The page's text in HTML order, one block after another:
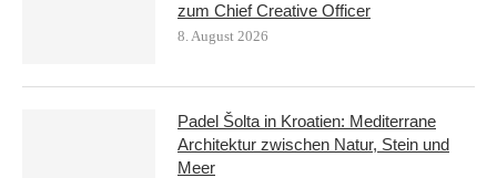
zum Chief Creative Officer
8. August 2026
Padel Šolta in Kroatien: Mediterrane
Architektur zwischen Natur, Stein und
Meer